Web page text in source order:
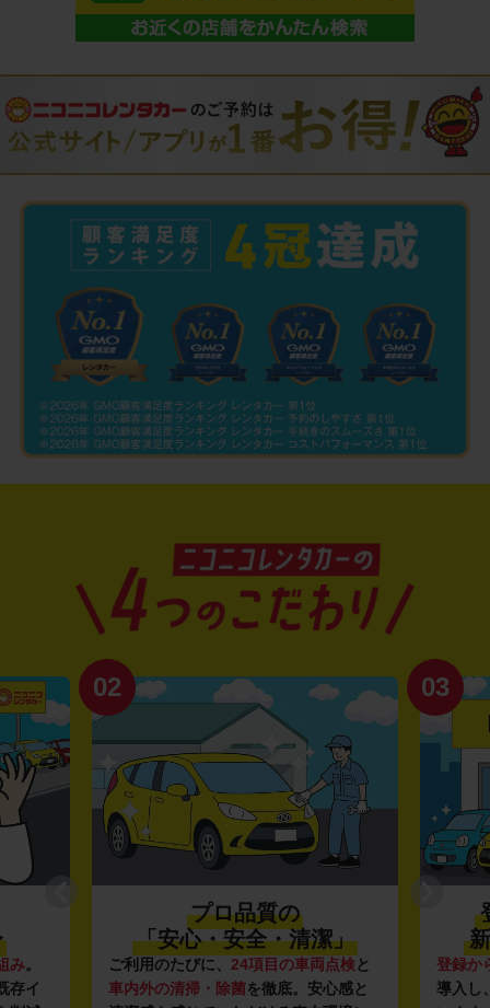
。
イ
02
プロ品質の
「安心・安全・清潔」
ご利用のたびに、 24項目の車両点検と
車内外の清掃・除菌を徹底。安心感と
03
新
登録か
導入し